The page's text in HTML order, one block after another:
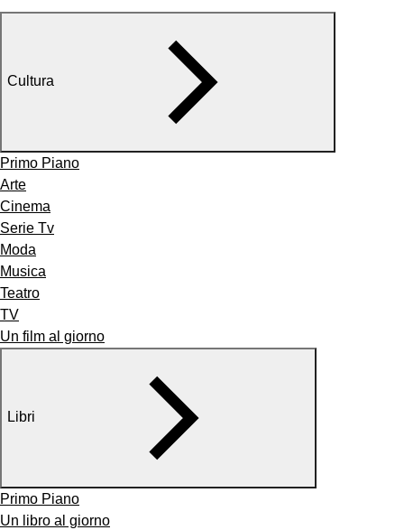
Cultura
Primo Piano
Arte
Cinema
Serie Tv
Moda
Musica
Teatro
TV
Un film al giorno
Libri
Primo Piano
Un libro al giorno